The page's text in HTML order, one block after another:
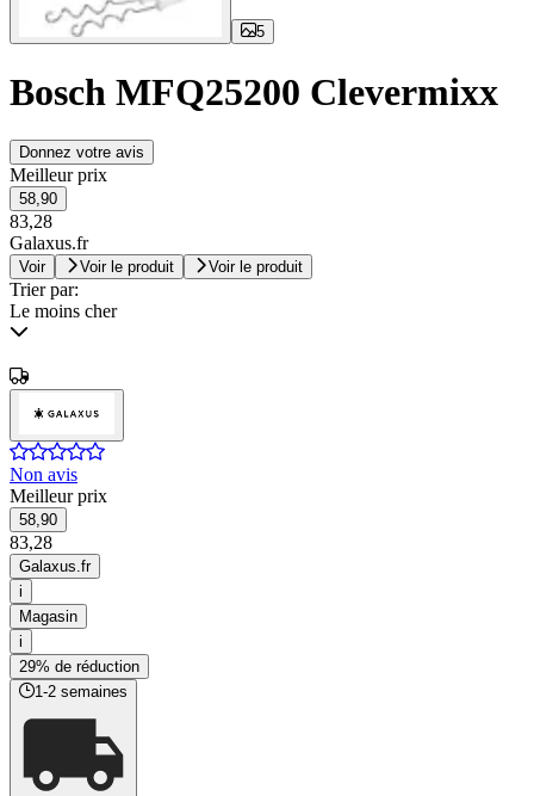
5
Bosch MFQ25200 Clevermixx
Donnez votre avis
Meilleur prix
58,90
83,28
Galaxus.fr
Voir Voir le produit Voir le produit
Trier par:
Le moins cher
Non avis
Meilleur prix
58,90
83,28
Galaxus.fr
i
Magasin
i
29% de réduction
1-2 semaines